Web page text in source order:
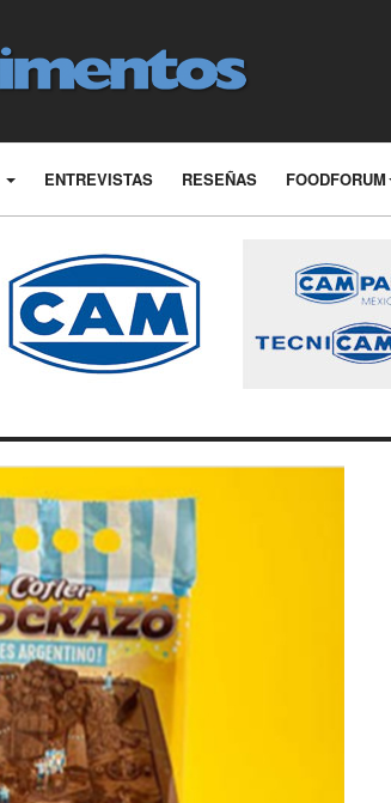
ENTREVISTAS RESEÑAS FOODFORUM